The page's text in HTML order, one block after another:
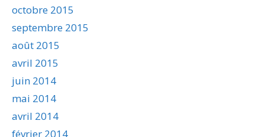
octobre 2015
septembre 2015
août 2015
avril 2015
juin 2014
mai 2014
avril 2014
février 2014